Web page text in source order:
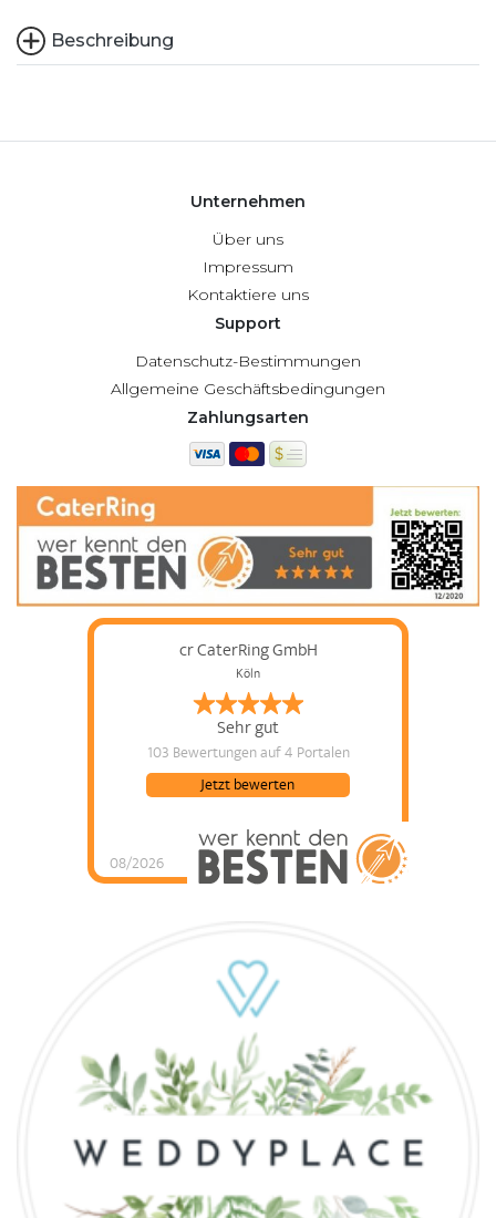
Beschreibung
Unternehmen
Über uns
Impressum
Kontaktiere uns
Support
Datenschutz-Bestimmungen
Allgemeine Geschäftsbedingungen
Zahlungsarten
cr CaterRing GmbH
Köln
Sehr gut
103 Bewertungenauf 4 Portalen
08/2026
Jetzt bewerten